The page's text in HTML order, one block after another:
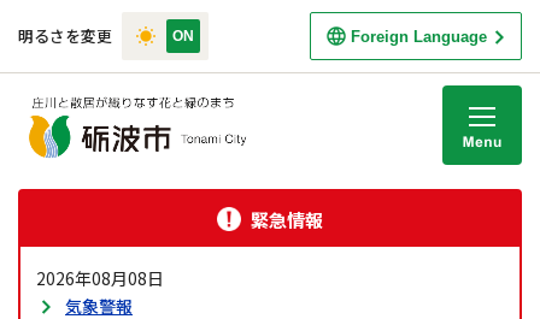
明るさを変更 Foreign Language
緊急情報
2026年08月08日
気象警報